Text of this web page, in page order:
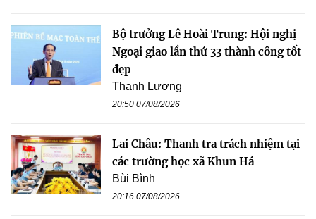
Bộ trưởng Lê Hoài Trung: Hội nghị
Ngoại giao lần thứ 33 thành công tốt
đẹp
Thanh Lương
20:50 07/08/2026
Lai Châu: Thanh tra trách nhiệm tại
các trường học xã Khun Há
Bùi Bình
20:16 07/08/2026